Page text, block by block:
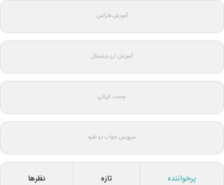
آموزش فارکس
آموزش ارز دیجیتال
چسب ایرانی
سرویس خواب دو نفره
پرخواننده تازه نظرها